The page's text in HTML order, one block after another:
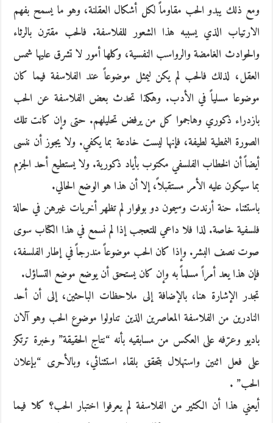
ومع ذلك يبدو الحب مقاوماً لكل أشكال العقلنة، وهو ما يسمح بفهم
الارتياب الذي يسببه هذا الشعور للفلاسفة. فالحب مقترن بالرثاء
والحوادث الغامضة والرواسب النفسية، وكلها أمور لا تشرق عليها شمس
العقل، لذلك فالحب لم يكن ليمثل موضوعاً عند الفلاسفة فيما كان
موضوعا مسلياً في الأدب. وهكذا تحدث بعض الفلاسفة عن الحب
بازدراء ذكوري وهاجموا كل من يرفض تحليلهم. حتى وإن كانت تلك
الصورة النمطية لطيفة، فإنها ليست خادعة بما يكفي. ولا يجوز أن ننسى
أيضاً أن الخطاب الفلسفي مكتوب بأياد ذكورية. ولا يستطيع أحد الجزم
بما سيكون عليه الأمر مستقبلاً، إلا أن هذا هو الوضع الحالي.
باستثناء حنة أرندت وسيمون دو بوفوار لم تظهر أخريات غيرهن في حالة
فلسفية خاصة. لذا فلا داعي للتعجب إذا لم نسمع في هذا الكتاب سوى
صوت نصف البشر. وإذا كان الحب موضوعاً مندرجاً في إطار الفلسفة،
فإن هذا يعد أمراً مسلماً به وإن كان يستحق أن يوضع موضع التساؤل.
تجدر الإشارة هنا، بالإضافة إلى ملاحظات الباحثين، إلى أن أحد
النادرين من الفلاسفة المعاصرين الذين تناولوا موضوع الحب وهو آلان
باديو وعرّفه على العكس من مسابقيه بأنه “نتاج الحقيقة” وخبرة ترتكز
على فعل اثنين واستهلال بتحقق بلقاء استثنائي، وبالأحرى “بإعلان
الحب” .
أيعني هذا أن الكثير من الفلاسفة لم يعرفوا اختبار الحب؟ كلا فيما